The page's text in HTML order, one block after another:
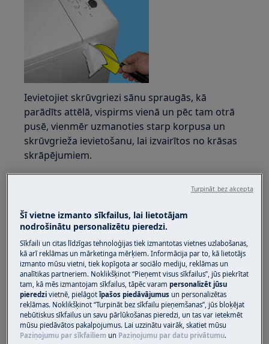
Ievietojiet skrūvgriezi sānu spraugās, kā
parādīts attēlā, vispirms vienā un pēc tam otrā
pusē, vienmēr uzmanoties starp korpusa un
skrūvgrieža ievietošanu, lai izvairītos no krāsas
skrāpējumiem.
Sviru uz leju, lai vadības panelis nedaudz
paplašinātos un atskrūvētu klipus, kas to
Nedaudz paceliet vadības paneļa priekšējo daļu.
Šī vietne izmanto sīkfailus, lai lietotājam
nodrošinātu personalizētu pieredzi.
Sīkfaili un citas līdzīgas tehnoloģijas tiek izmantotas vietnes uzlabošanas,
kā arī reklāmas un mārketinga mērķiem. Informācija par to, kā lietotājs
izmanto mūsu vietni, tiek kopīgota ar sociālo mediju, reklāmas un
analītikas partneriem. Noklikšķinot “Pieņemt visus sīkfailus”, jūs piekrītat
tam, kā mēs izmantojam sīkfailus, tāpēc varampersonalizēt jūsu
pieredzivietnē, pielāgotīpašos piedāvājumus un personalizētas
reklāmas. Noklikšķinot “Turpināt bez sīkfailu pieņemšanas”, jūs bloķējat
nebūtiskus sīkfailus un savu pārlūkošanas pieredzi, un tas var ietekmēt
mūsu piedāvātos pakalpojumus. Lai uzzinātu vairāk, skatiet mūsu
Paziņojumu par sīkfailiem un Paziņojumu par datu privātumu.
Turpināt bez akcepta